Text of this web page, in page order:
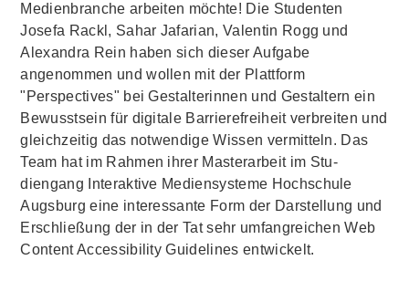
Medienbranche arbeiten möchte! Die Studenten
Josefa Rackl, Sahar Jafarian, Valentin Rogg und
Alexandra Rein haben sich dieser Aufgabe
angenommen und wollen mit der Plattform
"Perspectives" bei Gestalterinnen und Gestaltern ein
Bewusstsein für digitale Barrierefreiheit verbreiten und
gleichzeitig das notwendige Wissen vermitteln. Das
Team hat im Rahmen ihrer Masterarbeit im Stu­
diengang Interaktive Mediensyste­me Hochschule
Augsburg eine interessante Form der Darstellung und
Erschließung der in der Tat sehr umfangreichen Web
Content Accessibility Guidelines entwickelt.